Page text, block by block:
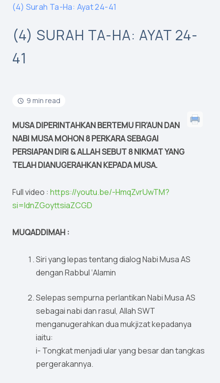
(4) Surah Ta-Ha: Ayat 24-41
(4) SURAH TA-HA: AYAT 24-
41
9 min read
MUSA DIPERINTAHKAN BERTEMU FIR’AUN DAN
NABI MUSA MOHON 8 PERKARA SEBAGAI
PERSIAPAN DIRI & ALLAH SEBUT 8 NIKMAT YANG
TELAH DIANUGERAHKAN KEPADA MUSA.
Full video : https://youtu.be/-HmqZvrUwTM?
si=IdnZGoyttsiaZCGD
MUQADDIMAH :
Siri yang lepas tentang dialog Nabi Musa AS
dengan Rabbul ‘Alamin
Selepas sempurna perlantikan Nabi Musa AS
sebagai nabi dan rasul, Allah SWT
menganugerahkan dua mukjizat kepadanya
iaitu:
i- Tongkat menjadi ular yang besar dan tangkas
pergerakannya.